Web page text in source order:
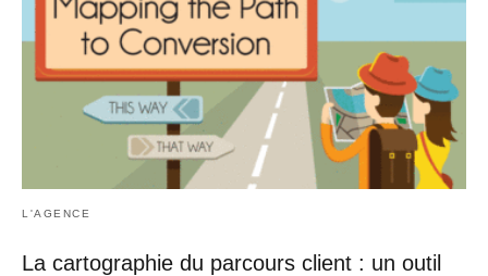
L'AGENCE
La cartographie du parcours client : un outil